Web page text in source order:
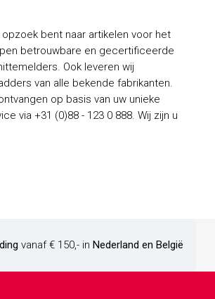
bent naar artikelen voor het
betrouwbare en gecertificeerde
Ook leveren wij
van alle bekende fabrikanten.
op basis van uw unieke
via +31 (0)88 - 123 0 888. Wij zijn u
vanaf € 150,- in Nederland en België